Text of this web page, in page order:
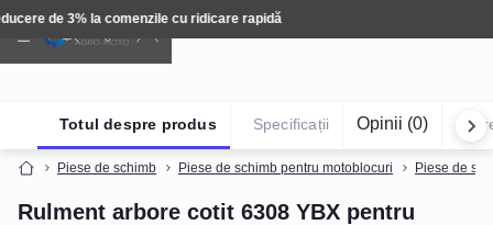
Tehnică: Livrare gratuită
Piese de schimb Piese de schimb pentru motoblocuri Piese de
Rulment arbore cotit 6308 YBX pentru
Totul despre produs Specificații Opinii (0)